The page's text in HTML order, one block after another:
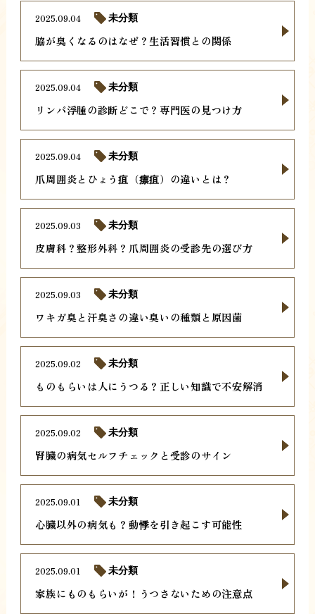
脇が臭くなるのはなぜ？生活習慣との関係
2025.09.04 未分類
リンパ浮腫の診断どこで？専門医の見つけ方
2025.09.04 未分類
爪周囲炎とひょう疽（瘭疽）の違いとは？
2025.09.04 未分類
皮膚科？整形外科？爪周囲炎の受診先の選び方
2025.09.03 未分類
ワキガ臭と汗臭さの違い臭いの種類と原因菌
2025.09.03 未分類
ものもらいは人にうつる？正しい知識で不安解消
2025.09.02 未分類
腎臓の病気セルフチェックと受診のサイン
2025.09.02 未分類
心臓以外の病気も？動悸を引き起こす可能性
2025.09.01 未分類
家族にものもらいが！うつさないための注意点
2025.09.01 未分類